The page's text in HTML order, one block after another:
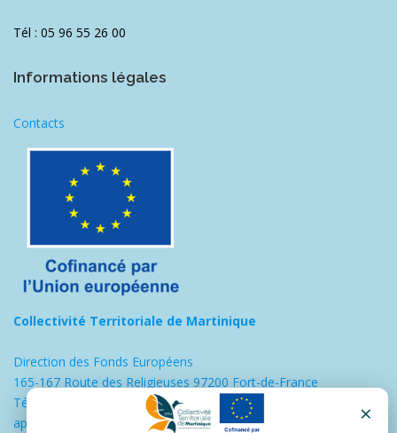
×
Tél : 05 96 55 26 00
Informations légales
Contacts
Collectivité Territoriale de Martinique
Direction des Fonds Européens
165-167 Route des Religieuses 97200 Fort-de-France
Tél : 0596598900
appui.europe@collectivitedemartinique.mq